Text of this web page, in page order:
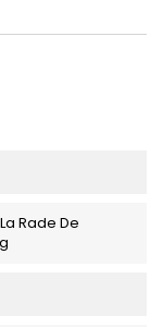
Rade De